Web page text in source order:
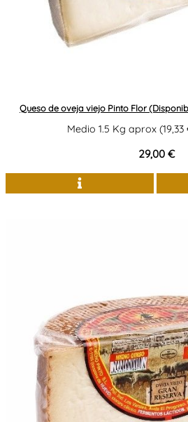
Queso de oveja viejo Pinto Flor
Medio 1.5 Kg aprox
29,00 €